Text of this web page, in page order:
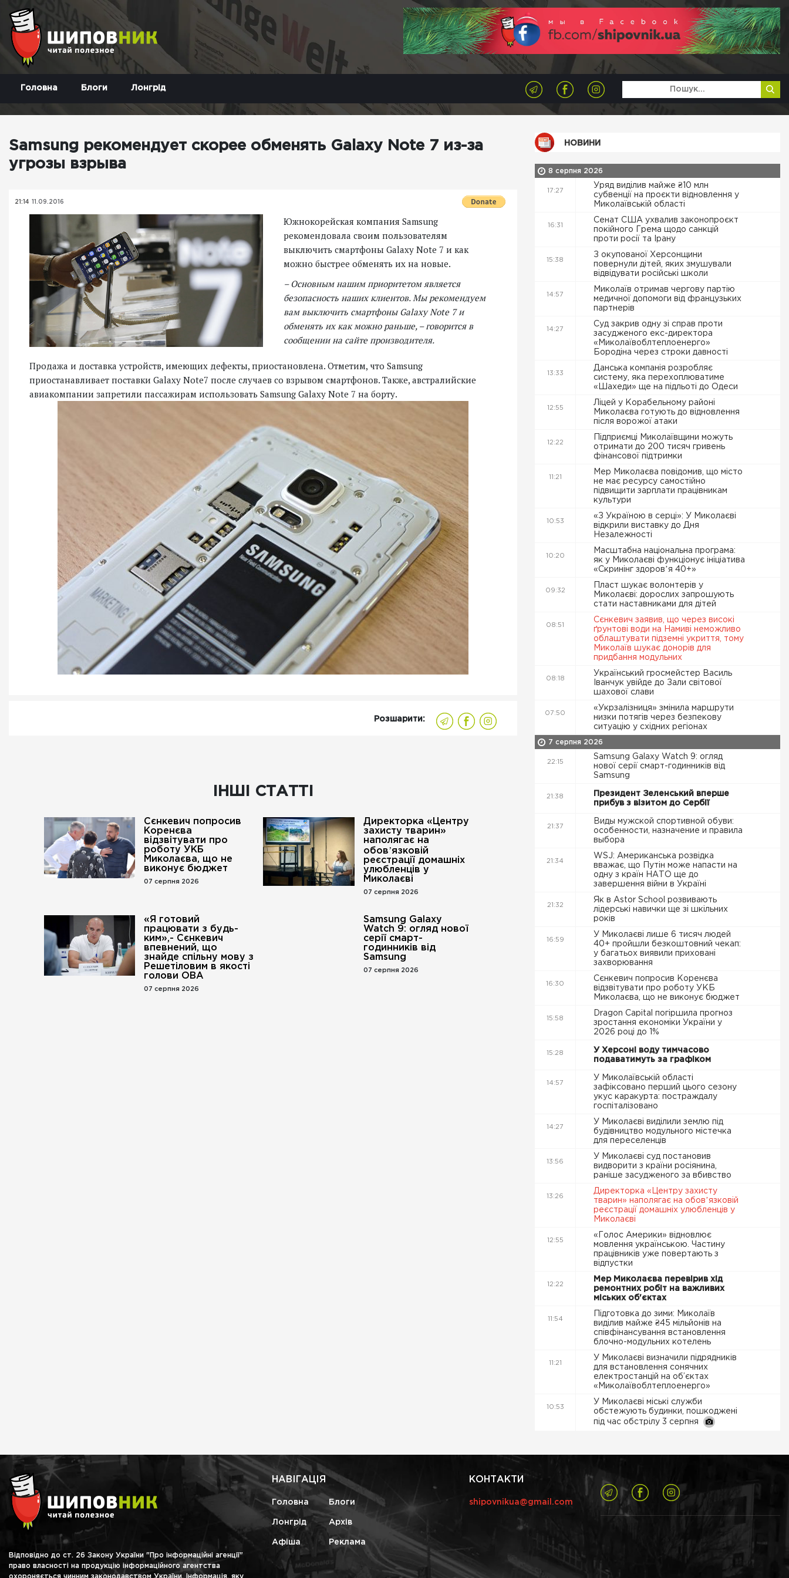
Головна Блоги Лонгрід
Samsung рекомендует скорее обменять Galaxy Note 7 из-за
угрозы взрыва
21:14 11.09.2016
Южнокорейская компания Samsung
рекомендовала своим пользователям
выключить смартфоны Galaxy Note 7 и как
можно быстрее обменять их на новые.
– Основным нашим приоритетом является
безопасность наших клиентов. Мы рекомендуем
вам выключить смартфоны Galaxy Note 7 и
обменять их как можно раньше, – говорится в
сообщении на сайте производителя.
Продажа и доставка устройств, имеющих дефекты, приостановлена. Отметим, что Samsung
приостанавливает поставки Galaxy Note7 после случаев со взрывом смартфонов. Также, австралийские
авиакомпании запретили пассажирам использовать Samsung Galaxy Note 7 на борту.
Розшарити:
ІНШІ СТАТТІ
Сєнкевич попросив
Коренєва
відзвітувати про
роботу УКБ
Миколаєва, що не
виконує бюджет
07 серпня 2026
Директорка «Центру
захисту тварин»
наполягає на
обовʼязковій
реєстрації домашніх
улюбленців у
Миколаєві
07 серпня 2026
«Я готовий
працювати з будь-
ким»,- Сєнкевич
впевнений, що
знайде спільну мову з
Решетіловим в якості
голови ОВА
07 серпня 2026
Samsung Galaxy
Watch 9: огляд нової
серії смарт-
годинників від
Samsung
07 серпня 2026
НОВИНИ
8 серпня 2026
17:27
Уряд виділив майже ₴10 млн
субвенції на проєкти відновлення у
Миколаївській області
16:31
Сенат США ухвалив законопроєкт
покійного Грема щодо санкцій
проти росії та Ірану
15:38
З окупованої Херсонщини
повернули дітей, яких змушували
відвідувати російські школи
14:57
Миколаїв отримав чергову партію
медичної допомоги від французьких
партнерів
14:27
Суд закрив одну зі справ проти
засудженого екс-директора
«Миколаївоблтеплоенерго»
Бородіна через строки давності
13:33
Данська компанія розробляє
систему, яка перехоплюватиме
«Шахеди» ще на підльоті до Одеси
12:55
Ліцей у Корабельному районі
Миколаєва готують до відновлення
після ворожої атаки
12:22
Підприємці Миколаївщини можуть
отримати до 200 тисяч гривень
фінансової підтримки
11:21
Мер Миколаєва повідомив, що місто
не має ресурсу самостійно
підвищити зарплати працівникам
культури
10:53
«З Україною в серці»: У Миколаєві
відкрили виставку до Дня
Незалежності
10:20
Масштабна національна програма:
як у Миколаєві функціонує ініціатива
«Скринінг здоровʼя 40+»
09:32
Пласт шукає волонтерів у
Миколаєві: дорослих запрошують
стати наставниками для дітей
08:51
Сєнкевич заявив, що через високі
ґрунтові води на Намиві неможливо
облаштувати підземні укриття, тому
Миколаїв шукає донорів для
придбання модульних
08:18
Український гросмейстер Василь
Іванчук увійде до Зали світової
шахової слави
07:50
«Укрзалізниця» змінила маршрути
низки потягів через безпекову
ситуацію у східних регіонах
7 серпня 2026
22:15
Samsung Galaxy Watch 9: огляд
нової серії смарт-годинників від
Samsung
21:38
Президент Зеленський вперше
прибув з візитом до Сербії
21:37
Виды мужской спортивной обуви:
особенности, назначение и правила
выбора
21:34
WSJ: Американська розвідка
вважає, що Путін може напасти на
одну з країн НАТО ще до
завершення війни в Україні
21:32
Як в Astor School розвивають
лідерські навички ще зі шкільних
років
16:59
У Миколаєві лише 6 тисяч людей
40+ пройшли безкоштовний чекап:
у багатьох виявили приховані
захворювання
16:30
Сєнкевич попросив Коренєва
відзвітувати про роботу УКБ
Миколаєва, що не виконує бюджет
15:58
Dragon Capital погіршила прогноз
зростання економіки України у
2026 році до 1%
15:28
У Херсоні воду тимчасово
подаватимуть за графіком
14:57
У Миколаївській області
зафіксовано перший цього сезону
укус каракурта: постраждалу
госпіталізовано
14:27
У Миколаєві виділили землю під
будівництво модульного містечка
для переселенців
13:56
У Миколаєві суд постановив
видворити з країни росіянина,
раніше засудженого за вбивство
13:26
Директорка «Центру захисту
тварин» наполягає на обовʼязковій
реєстрації домашніх улюбленців у
Миколаєві
12:55
«Голос Америки» відновлює
мовлення українською. Частину
працівників уже повертають з
відпустки
12:22
Мер Миколаєва перевірив хід
ремонтних робіт на важливих
міських об'єктах
11:54
Підготовка до зими: Миколаїв
виділив майже ₴45 мільйонів на
співфінансування встановлення
блочно-модульних котелень
11:21
У Миколаєві визначили підрядників
для встановлення сонячних
електростанцій на об’єктах
«Миколаївоблтеплоенерго»
10:53
У Миколаєві міські служби
обстежують будинки, пошкоджені
під час обстрілу 3 серпня
Відповідно до ст. 26 Закону України "Про інформаційні агенції"
право власності на продукцію інформаційного агентства
охороняється чинним законодавством України. Інформація, яку
НАВІГАЦІЯ
Головна Блоги
Лонгрід Архів
Афіша Реклама
КОНТАКТИ
shipovnikua@gmail.com